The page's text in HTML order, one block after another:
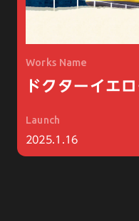
ンのLP制
もっとみる
Works Name
ドクターイエ
Launch
2025.1.16